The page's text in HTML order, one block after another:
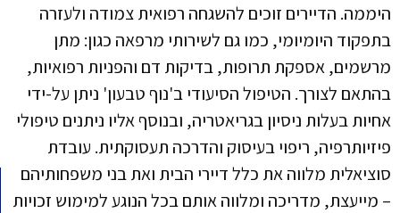
היממה. הדיירים זוכים להשגחה רפואית צמודה ולעזרה
בתפקוד היומיומי, כמו גם לשירותי מרפאה כגון: מתן
מרשמים, אספקת תרופות, בדיקות דם והפניות רפואיות,
בהתאם לצורך. הטיפול הסיעודי ב'נוף טבעון' ניתן על-ידי
אחיות בעלות ניסיון בגריאטריה, ובנוסף אליו ניתנים טיפולי
פיזיותרפיה, ריפוי בעיסוק והדרכה תעסוקתית. עובדת
סוציאלית מלווה את כלל דיירי הבית ואת בני משפחותיהם
– מייעצת, מדריכה ומלווה אותם בכל הנוגע למימוש זכויות